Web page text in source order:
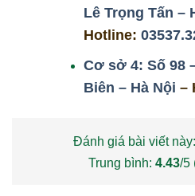
Lê Trọng Tấn –
Hotline:
Cơ sở 4: Số 98
Biên – Hà Nội –
Đánh giá bài viết này:
Trung bình: 4.43/5